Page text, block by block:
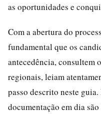
as oportunidades e
Com a abertura do
fundamental que os
antecedência, consultem
regionais, leiam
passo descrito neste
documentação em dia